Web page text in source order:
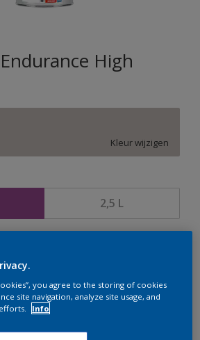
High
Kleur wijzigen
2,5 L
de website in de gaten, we werken
you agree to the storing of cookies
site navigation, analyze site usage, and
Info